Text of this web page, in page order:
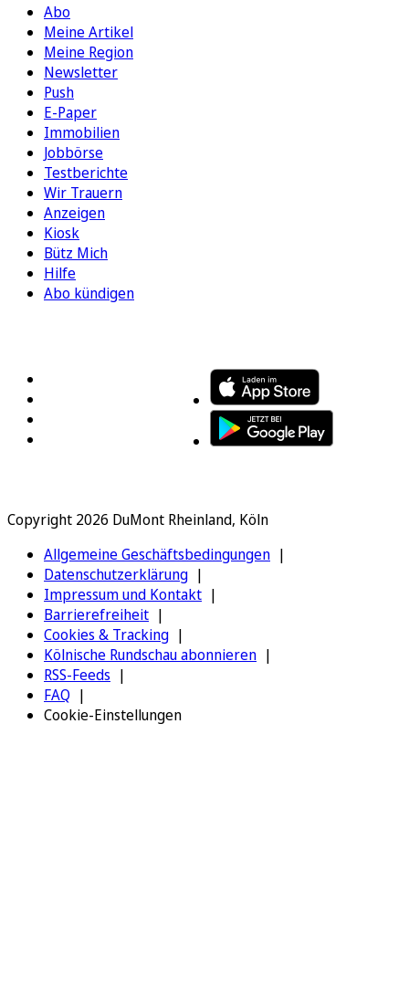
Abo
Meine Artikel
Meine Region
Newsletter
Push
E-Paper
Immobilien
Jobbörse
Testberichte
Wir Trauern
Anzeigen
Kiosk
Bütz Mich
Hilfe
Abo kündigen
Copyright 2026 DuMont Rheinland, Köln
Allgemeine Geschäftsbedingungen
Datenschutzerklärung
Impressum und Kontakt
Barrierefreiheit
Cookies & Tracking
Kölnische Rundschau abonnieren
RSS-Feeds
FAQ
Cookie-Einstellungen